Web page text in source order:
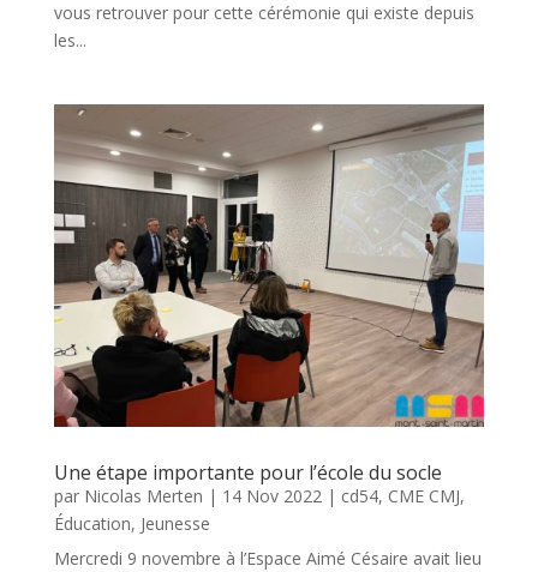
vous retrouver pour cette cérémonie qui existe depuis
les...
Une étape importante pour l’école du socle
par Nicolas Merten | 14 Nov 2022| cd54, CME CMJ,
Éducation, Jeunesse
Mercredi 9 novembre à l’Espace Aimé Césaire avait lieu